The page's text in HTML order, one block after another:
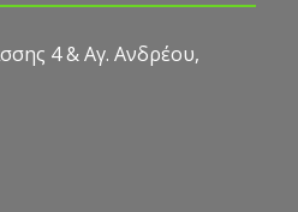
4 & Αγ. Ανδρέου,